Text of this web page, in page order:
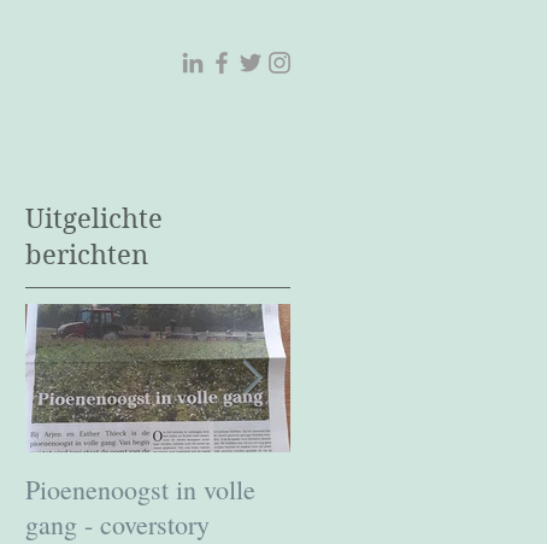
Uitgelichte
berichten
Pioenenoogst in volle
gang - coverstory